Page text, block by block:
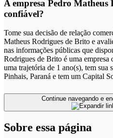
A empresa Pedro Matheus
confiável?
Tome sua decisão de relação
Matheus Rodrigues de Brito e
nas informações públicas que
Rodrigues de Brito é uma
uma trajetória de 1 ano(s), tem sua
Pinhais, Paraná e tem um Capital
Sobre essa página